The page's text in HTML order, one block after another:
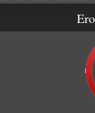
Amatőr sorozatok